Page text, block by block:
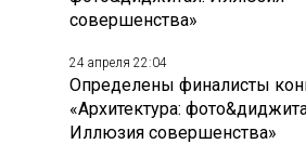
совершенства»
24 апреля 22:04
Определены финалисты
«Архитектура:
Иллюзия совершенства»